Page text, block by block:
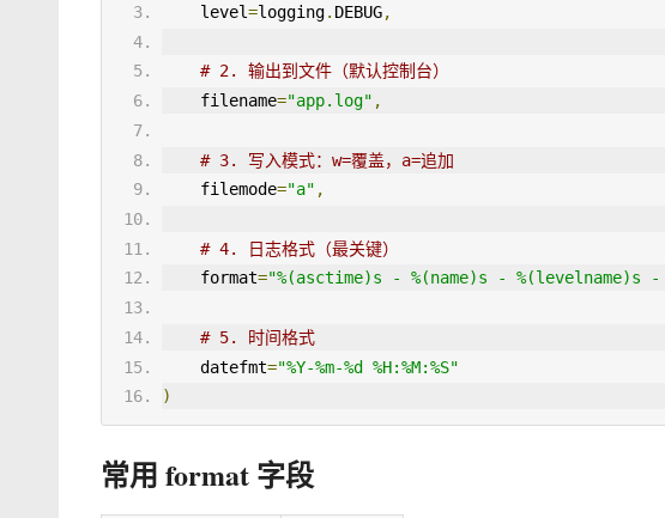
    level
=logging. DEBUG,
# 2. 输出到文件（默认控制台）
    filename
="app.log" ,
# 3. 写入模式：w=覆盖，a=追加
    filemode
="a" ,
# 4. 日志格式（最关键）
    format
="%(asctime)s - %(name)s - %(levelname)s
# 5. 时间格式
    datefmt
="%Y-%m-%d %H:%M:%S"
)
常用 format 字段